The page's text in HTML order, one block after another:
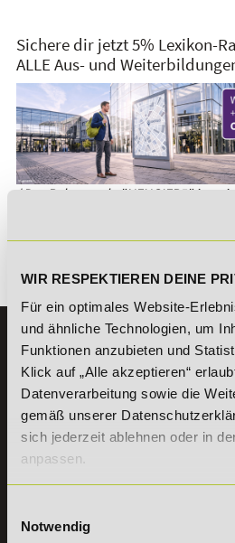
WIR RESPEKTIEREN DEINE
Für ein optimales Website-
und ähnliche Technologien, um
Funktionen anzubieten und
Klick auf „Alle akzeptieren“
Datenverarbeitung sowie die
gemäß unserer
sich jederzeit ablehnen oder in
anpassen.
Notwendig
Sichere dir jetzt 5% Lexikon-
ALLE Aus- und
*Der Rabattcode "NEUGIER5" ist mit
Es gibt keine Einträge mit diesem
KONTAKT
07191 - 22986 - 0
+49 (0) 7191 9513203
DeLSt GmbH - Deutsches eLearning
Willy-Brandt-Platz 2
71522Backnang
Fax:+49 (0) 7191 - 22 986 - 99